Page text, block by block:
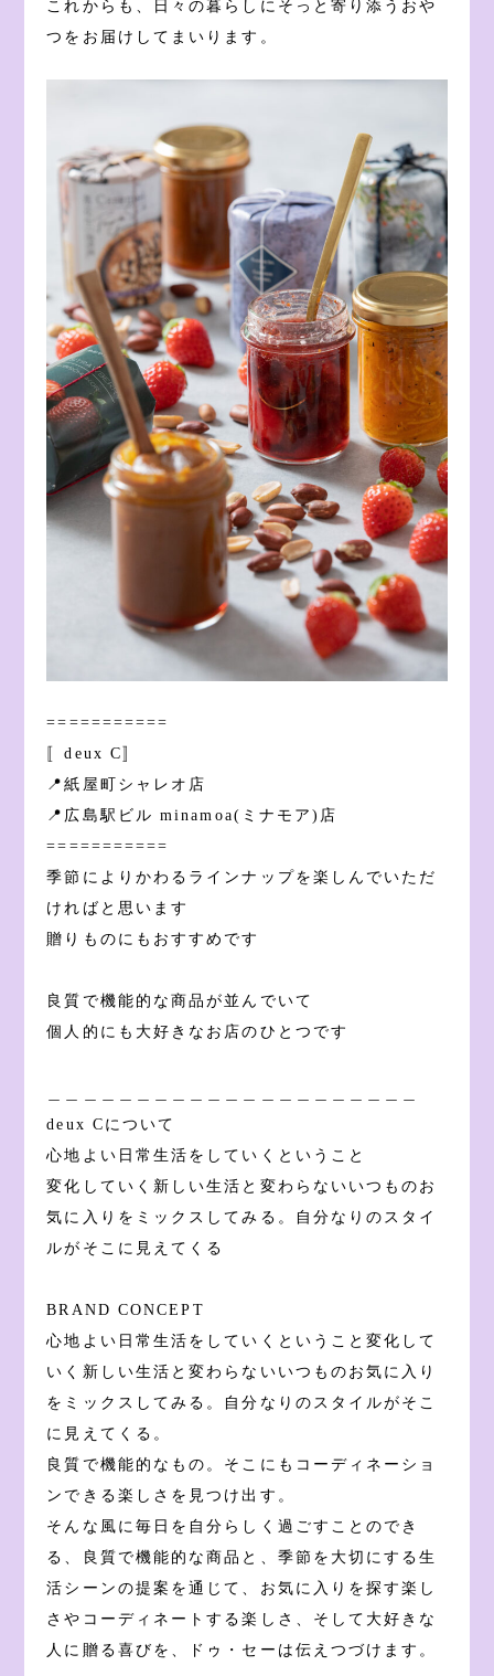
これからも、日々の暮らしにそっと寄り添うおや
つをお届けしてまいります。
===========
〚deux C〛
📍紙屋町シャレオ店
📍広島駅ビル minamoa(ミナモア)店
===========
季節によりかわるラインナップを楽しんでいただ
ければと思います
贈りものにもおすすめです
良質で機能的な商品が並んでいて
個人的にも大好きなお店のひとつです
deux Cについて
心地よい日常生活をしていくということ
変化していく新しい生活と変わらないいつものお
気に入りをミックスしてみる。自分なりのスタイ
ルがそこに見えてくる
BRAND CONCEPT
心地よい日常生活をしていくということ変化して
いく新しい生活と変わらないいつものお気に入り
をミックスしてみる。自分なりのスタイルがそこ
に見えてくる。
良質で機能的なもの。そこにもコーディネーショ
ンできる楽しさを見つけ出す。
そんな風に毎日を自分らしく過ごすことのでき
る、良質で機能的な商品と、季節を大切にする生
活シーンの提案を通じて、お気に入りを探す楽し
さやコーディネートする楽しさ、そして大好きな
人に贈る喜びを、ドゥ・セーは伝えつづけます。